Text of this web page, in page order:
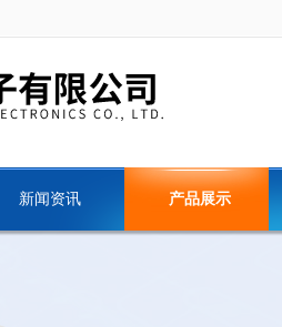
新闻资讯 产品展示